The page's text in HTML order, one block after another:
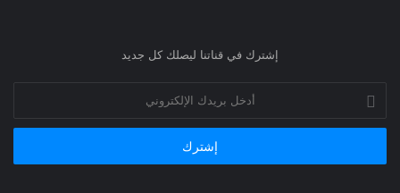
إشترك في قناتنا ليصلك كل جديد
بريدك
الإلكتروني